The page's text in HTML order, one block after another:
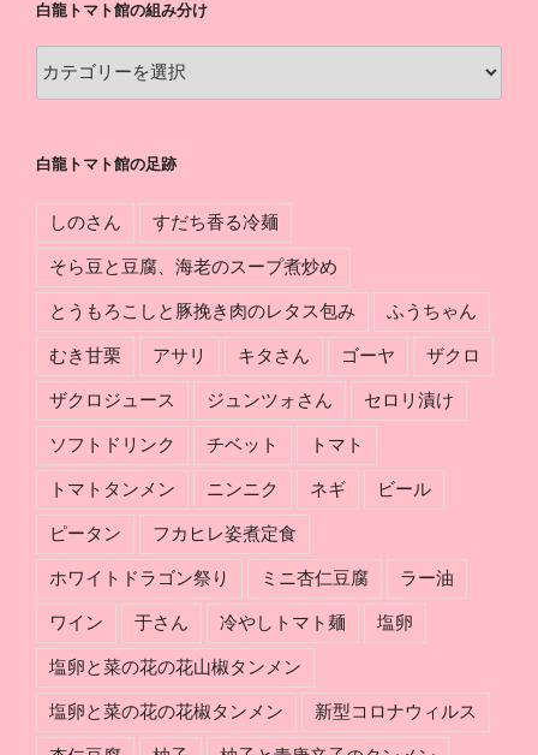
ト
館
の
白龍トマト館の組み分け
龍
ト
館
み
分
け
白龍トマト館の足跡
しのさん すだち香る冷麺
そら豆と豆腐、海老のスープ煮炒め
とうもろこしと豚挽き肉のレタス包み ふうちゃん
むき甘栗 アサリ キタさん ゴーヤ ザクロ
ザクロジュース ジュンツォさん セロリ漬け
ソフトドリンク チベット トマト
トマトタンメン ニンニク ネギ ビール
ピータン フカヒレ姿煮定食
ホワイトドラゴン祭り ミニ杏仁豆腐 ラー油
ワイン 于さん 冷やしトマト麺 塩卵
塩卵と菜の花の花山椒タンメン
塩卵と菜の花の花椒タンメン 新型コロナウィルス